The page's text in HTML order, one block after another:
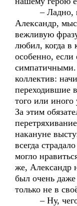
– Ладно,
Александр,
вежливую
любил, когда в
особенно,
симпатичными.
коллектив:
переходившие
того или иного
За этим
накануне
всегда
могло
же, Александр
был очень
только не в
– Ну, чего